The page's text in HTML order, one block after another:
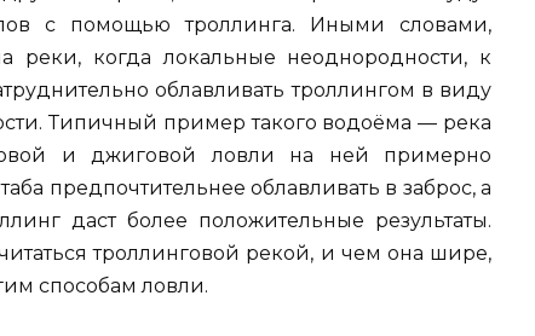
с помощью троллинга. Иными словами,
реки, когда локальные неоднородности, к
облавливать троллингом в виду
Типичный пример такого водоёма — река
и джиговой ловли на ней примерно
предпочтительнее облавливать в заброс, а
даст более положительные результаты.
троллинговой рекой, и чем она шире,
способам ловли.